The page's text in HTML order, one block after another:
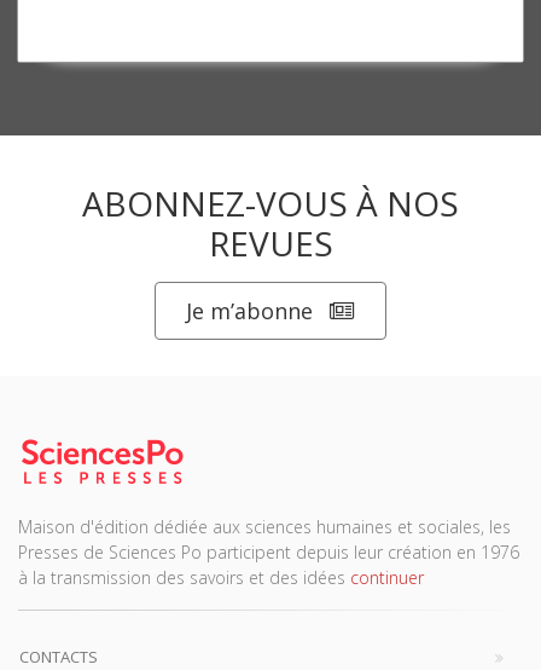
ABONNEZ-VOUS À NOS
REVUES
Je m’abonne
Maison d'édition dédiée aux sciences humaines et sociales, les
Presses de Sciences Po participent depuis leur création en 1976
à la transmission des savoirs et des idées continuer
CONTACTS